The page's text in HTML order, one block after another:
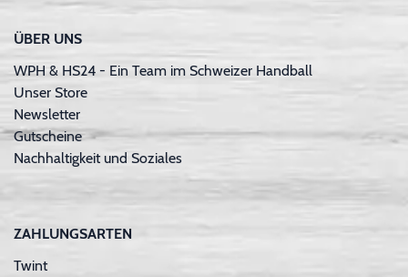
ÜBER UNS
WPH & HS24 - Ein Team im Schweizer Handball
Unser Store
Newsletter
Gutscheine
Nachhaltigkeit und Soziales
ZAHLUNGSARTEN
Twint